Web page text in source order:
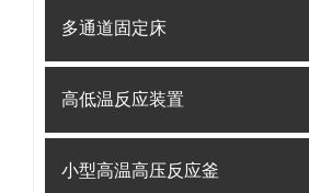
多通道固定床
高低温反应装置
小型高温高压反应釜